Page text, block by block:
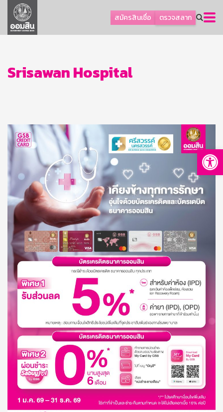
สมัครสินเชื่อ ตรวจสลาก
ลูกค้าธุรกิจ
ลูกค้าผู้ประกอบรายย่อย
ออมเพื่อสุข
บริการทางการเงิน
อื่นๆ
ติดต่อเรา
บริการออนไลน์
TH
EN
GSB Society
Srisawan Hospital